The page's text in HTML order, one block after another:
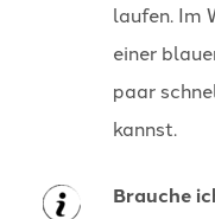
laufen. Im
einer
paar
kannst.
Brauche